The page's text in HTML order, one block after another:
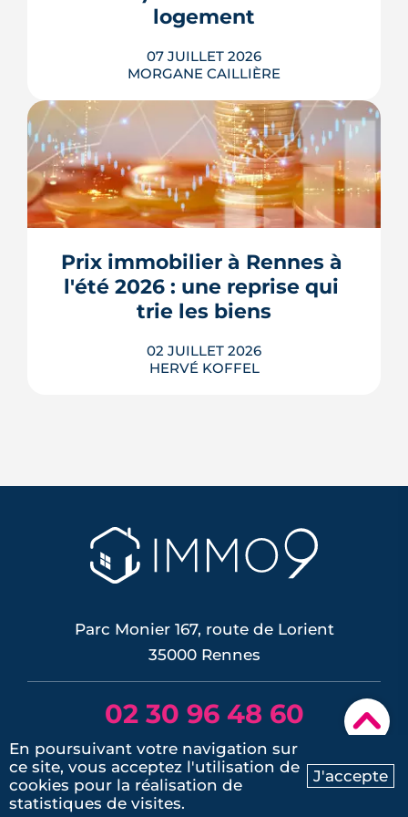
Ma recherche Contactez-nous
▾
logement
07 JUILLET 2026
MORGANE CAILLIÈRE
Le confort d'été devient un vrai critère
de valeur immobilière. Plus-value
DPE, atout du neuf : ce qu'il faut savoir
avant d'acheter ou de revendre.
LIRE L'ARTICLE
Prix immobilier à Rennes à
l'été 2026 : une reprise qui
trie les biens
02 JUILLET 2026
HERVÉ KOFFEL
pas à tout le monde de la même façon :
elle récompense l'emplacement, la
desserte par le métro et la performance
énergétique, et...
Parc Monier 167, route de Lorient
35000 Rennes
02 30 96 48 60
lun.- sam. / 9h - 19h
En poursuivant votre navigation sur
ce site, vous acceptez l'utilisation de
cookies pour la réalisation de
statistiques de visites.
J'accepte